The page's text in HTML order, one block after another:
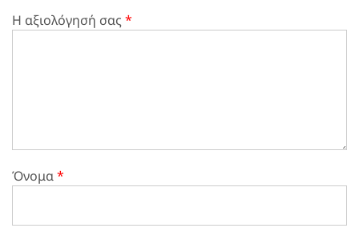
Η αξιολόγησή σας *
Όνομα*